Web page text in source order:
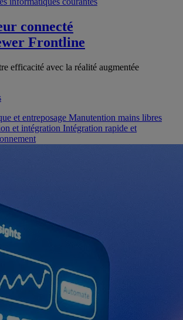
connecté
Frontline
efficacité avec la réalité augmentée
et entreposage Manutention mains libres
et intégration Intégration rapide et